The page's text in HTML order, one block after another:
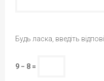
Будь ласка, введіть
9 − 8 =